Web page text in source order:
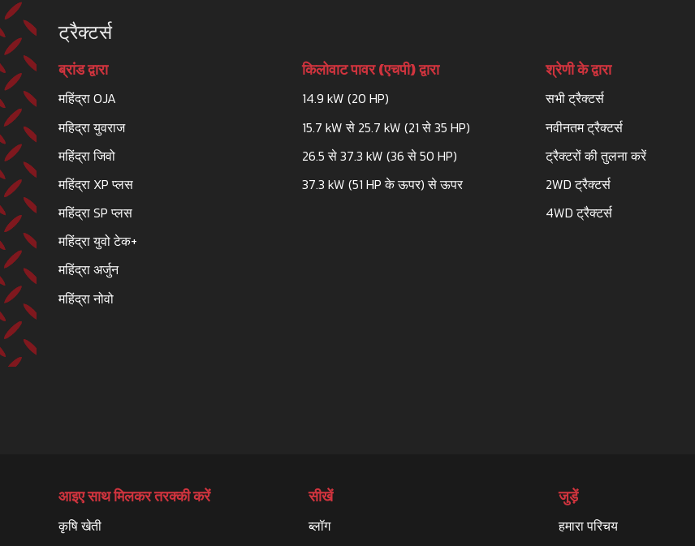
ट्रैक्टर्स
ब्रांड द्वारा
महिंद्रा OJA
महिद्रा युवराज
महिंद्रा जिवो
महिंद्रा XP प्लस
महिंद्रा SP प्लस
महिंद्रा युवो टेक+
महिंद्रा अर्जुन
महिंद्रा नोवो
किलोवाट पावर (एचपी) द्वारा
14.9 kW (20 HP)
15.7 kW से 25.7 kW (21 से 35 HP)
26.5 से 37.3 kW (36 से 50 HP)
37.3 kW (51 HP के ऊपर) से ऊपर
श्रेणी के द्वारा
सभी ट्रैक्टर्स
नवीनतम ट्रैक्टर्स
ट्रैक्टरों की तुलना करें
2WD ट्रैक्टर्स
4WD ट्रैक्टर्स
आइए साथ मिलकर तरक्की करें
कृषि खेती
सीखें
ब्लॉग
जुड़ें
हमारा परिचय